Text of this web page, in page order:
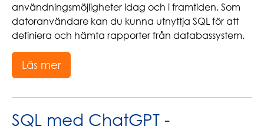
användningsmöjligheter idag och i framtiden. Som
datoranvändare kan du kunna utnyttja SQL för att
definiera och hämta rapporter från databassystem.
Läs mer
SQL med ChatGPT -